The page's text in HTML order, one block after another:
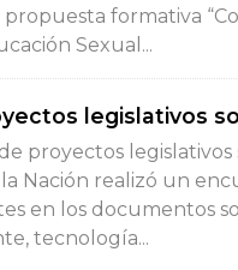
formativa
Sexual...
legislativos
proyectos
Nación realizó un
en los documentos
tecnología...